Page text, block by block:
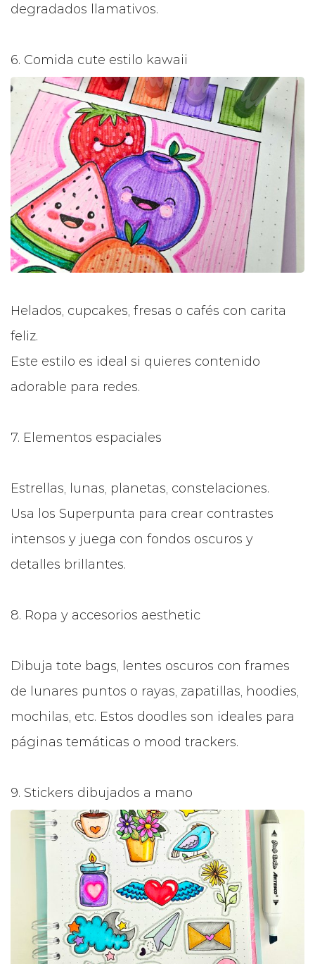
degradados llamativos.
6. Comida cute estilo kawaii
Helados, cupcakes, fresas o cafés con carita
feliz.
Este estilo es ideal si quieres contenido
adorable para redes.
7. Elementos espaciales
Estrellas, lunas, planetas, constelaciones.
Usa los Superpunta para crear contrastes
intensos y juega con fondos oscuros y
detalles brillantes.
8. Ropa y accesorios aesthetic
Dibuja tote bags, lentes oscuros con frames
de lunares puntos o rayas, zapatillas, hoodies,
mochilas, etc. Estos doodles son ideales para
páginas temáticas o mood trackers.
9. Stickers dibujados a mano